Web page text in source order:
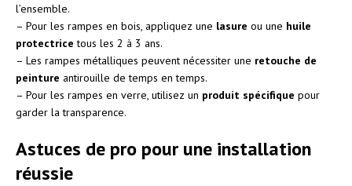
l’ensemble.
– Pour les rampes en bois, appliquez une lasure ou une huile
protectrice tous les 2 à 3 ans.
– Les rampes métalliques peuvent nécessiter une retouche de
peinture antirouille de temps en temps.
– Pour les rampes en verre, utilisez un produit spécifique pour
garder la transparence.
Astuces de pro pour une installation
réussie